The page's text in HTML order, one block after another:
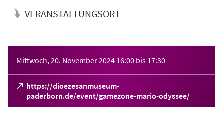
VERANSTALTUNGSORT
Mittwoch, 20. November 2024 16:00 bis 17:30
https://dioezesanmuseum-
paderborn.de/event/gamezone-mario-odyssee/
(Öffnet
in